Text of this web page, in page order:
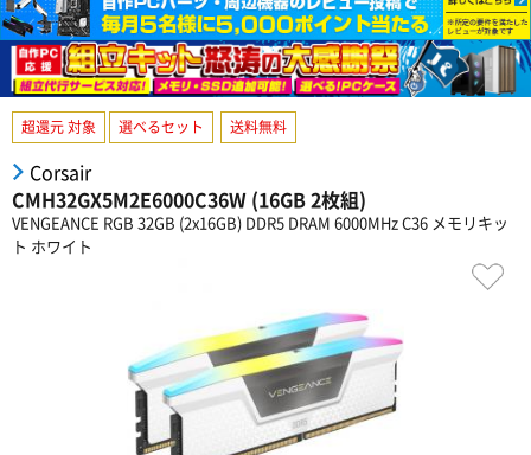
超還元 対象 選べるセット 送料無料
Corsair
CMH32GX5M2E6000C36W (16GB 2枚組)
VENGEANCE RGB 32GB (2x16GB) DDR5 DRAM 6000MHz C36 メモリキッ
ト ホワイト